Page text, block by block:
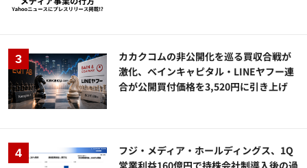
カカクコムの非公開化を巡る買収合戦が
激化、ベインキャピタル・LINEヤフー連
合が公開買付価格を3,520円に引き上げ
フジ・メディア・ホールディングス、1Q
営業利益160億円で持株会社制導入後の過